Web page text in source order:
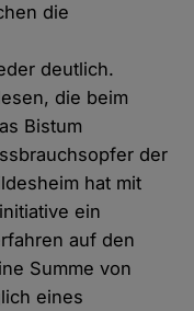
die
deutlich.
die beim
Bistum
der
hat mit
ein
auf den
Summe von
eines